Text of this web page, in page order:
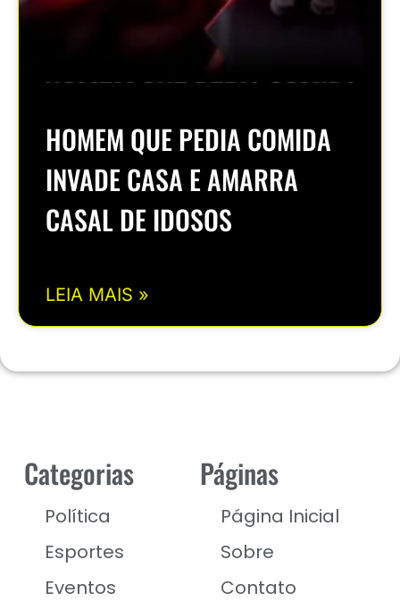
HOMEM QUE PEDIA COMIDA
INVADE CASA E AMARRA
CASAL DE IDOSOS
LEIA MAIS »
Categorias
Política
Esportes
Eventos
Páginas
Página Inicial
Sobre
Contato